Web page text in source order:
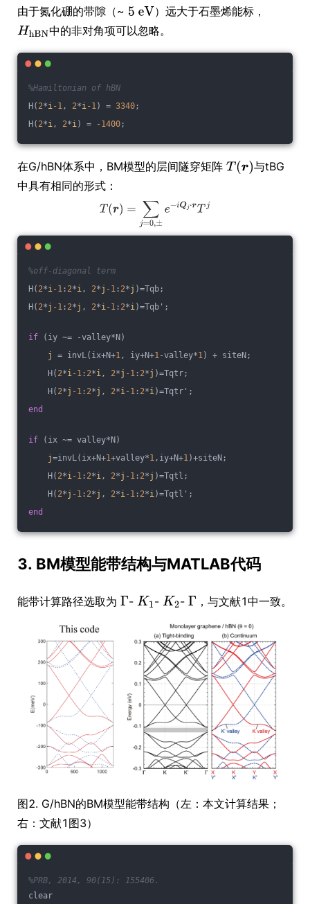
由于氮化硼的带隙（~
）远大于石墨烯能标，
中的非对角项可以忽略。
%Hamiltonian of hBN
H( 2*i-1, 2*i-1) = 3340;
H( 2*i, 2*i) = -1400;
在G/hBN体系中，BM模型的层间隧穿矩阵
与tBG
中具有相同的形式：
%off-diagonal term
H( 2*i-1 : 2*i, 2*j -1 : 2*j )=Tqb;
H( 2*j -1 : 2*j , 2*i-1 : 2*i)=Tqb';
if (iy ~= -valley*N)
j
= invL(ix+N+1, iy+N+1-valley*1) + siteN;
H( 2*i-1 : 2*i, 2*j -1 : 2*j )=Tqtr;
H( 2*j -1 : 2*j , 2*i-1 : 2*i)=Tqtr';
end
if (ix ~= valley*N)
j=invL(ix+N+1+valley*1,iy+N+1)+siteN;
H( 2*i-1 : 2*i, 2*j -1 : 2*j )=Tqtl;
H( 2*j -1 : 2*j , 2*i-1 : 2*i)=Tqtl';
end
3. BM模型能带结构与MATLAB代码
能带计算路径选取为 - - - ，与文献1中一致。
图2. G/hBN的BM模型能带结构（左：本文计算结果；
右：文献1图3）
%PRB, 2014, 90(15): 155406.
clear